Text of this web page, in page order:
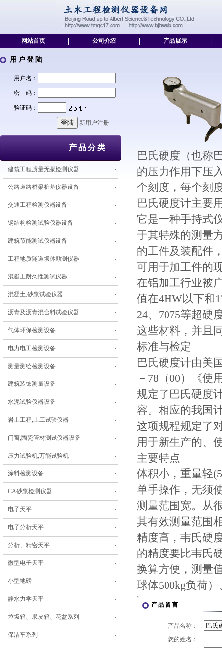
网站首页 公司介绍 产品展示
用户登陆
用户名：
密 码：
验证码：
新用户注册
产品分类
建筑工程质量无损检测仪器
公路道路桥梁桩基仪器设备
交通工程检测仪器设备
钢结构检测试验仪器设备
建筑节能测试仪器设备
工程地质隧道坝体勘测仪器
混凝土耐久性测试仪器
混凝土,砂浆试验仪器
沥青及沥青混合料试验仪器
气体环保检测设备
电力电工检测设备
测量测绘检测设备
建筑装饰测量设备
水泥试验仪器设备
岩土工程,土工试验仪器
门窗,陶瓷管材测试仪器设备
压力试验机,万能试验机
涂料检测设备
CA砂浆检测仪器
电子天平
电子分析天平
分析、精密天平
微型电子天平
小型地磅
静水力学天平
垃圾箱、果皮箱、花盆系列
保洁车系列
巴氏硬度（也称
的压力作用下压
个刻度，每个刻
巴氏硬度计主要
它是一种手持式
于其特殊的测量
的工件及装配件
可用于加工件的
在铝加工行业被
值在4HW以下和
24、7075等超硬
这些材料，并且
标准与检定
巴氏硬度计由美
－78（00）《使
规定了巴氏硬度
容。相应的我国
这项规程规定了
用于新生产的、
主要特点
体积小，重量轻
单手操作，无须
测量范围宽。从
其有效测量范围
精度高，韦氏硬
的精度要比韦氏
换算方便，测量
球体500kg负荷
产品留言
产品名称：
您的姓名：